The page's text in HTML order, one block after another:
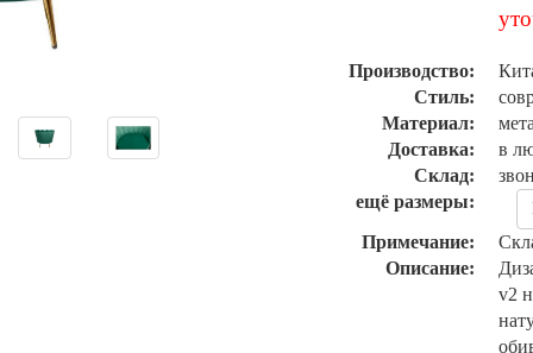
Производство:
Стиль:
Материал:
Доставка:
в
Склад:
ещё размеры:
Примечание:
Описание:
v2